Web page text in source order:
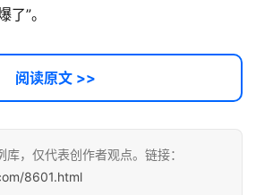
”。
阅读原文 >>
，仅代表创作者观点。链接：
8601.html